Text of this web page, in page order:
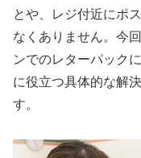
とや、レジ付近にポ
なくありません。今
ンでのレターパック
に役立つ具体的な解
す。